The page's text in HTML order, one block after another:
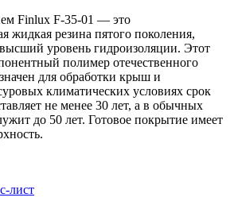
Finlux F-35-01 — это
жидкая резина пятого поколения,
уровень гидроизоляции. Этот
полимер отечественного
для обработки крыш и
климатических условиях срок
не менее 30 лет, а в обычных
до 50 лет. Готовое покрытие имеет
лист